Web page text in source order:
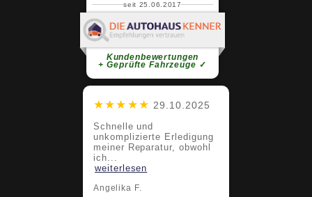
seit 25.06.2017
Kundenbewertungen
+ Geprüfte Fahrzeuge ✓
Claudia G.
super Service super Team bleibt
★★★★★ 29.10.2025
Schnelle und
unkomplizierte Erledigung
meiner Reparatur, obwohl
ich...
weiterlesen
Angelika F.